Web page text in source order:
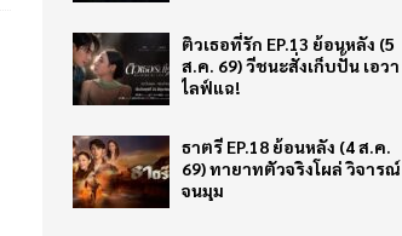
ติวเธอที่รัก EP.13 ย้อนหลัง (5
ส.ค. 69) วีชนะสั่งเก็บปั้น เอวา
ไลฟ์แฉ!
ธาตรี EP.18 ย้อนหลัง (4 ส.ค.
69) ทายาทตัวจริงโผล่ วิจารณ์
จนมุม